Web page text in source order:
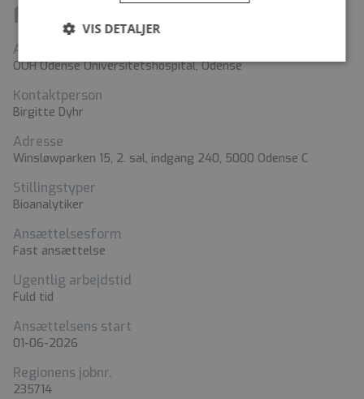
Fakta
Arbejdssted
OUH Odense Universitetshospital, Odense
Kontaktperson
Birgitte Dyhr
Adresse
Winsløwparken 15, 2. sal, indgang 240, 5000 Odense C
Stillingstyper
Bioanalytiker
Ansættelsesform
Fast ansættelse
Ugentlig arbejdstid
Fuld tid
Ansættelsens start
01-06-2026
Regionens jobnr.
235714
VIS DETALJER